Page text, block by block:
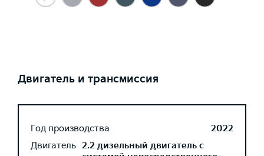
Двигатель и трансмиссия
Год производства
2022
Двигатель 2.2 дизельный двигатель с